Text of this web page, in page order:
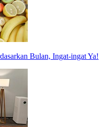
Bulan, Ingat-ingat Ya!